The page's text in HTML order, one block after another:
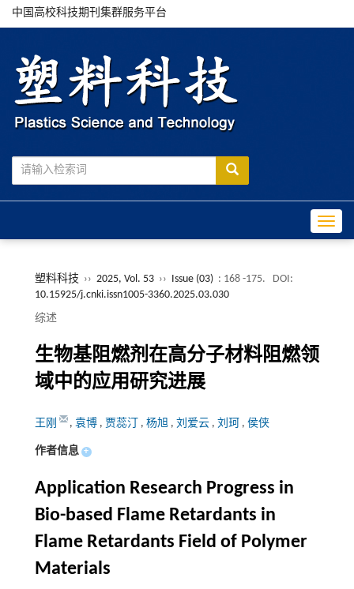
中国高校科技期刊集群服务平台
塑料科技 ›› 2025, Vol. 53 ›› Issue (03) : 168 -175.
DOI:
10.15925/j.cnki.issn1005-3360.2025.03.030
综述
生物基阻燃剂在高分子材料阻燃领
域中的应用研究进展
王刚 , 袁博 , 贾蕊汀 , 杨旭 , 刘爱云 , 刘珂 , 侯侠
作者信息 +
Application Research Progress in
Bio-based Flame Retardants in
Flame Retardants Field of Polymer
Materials